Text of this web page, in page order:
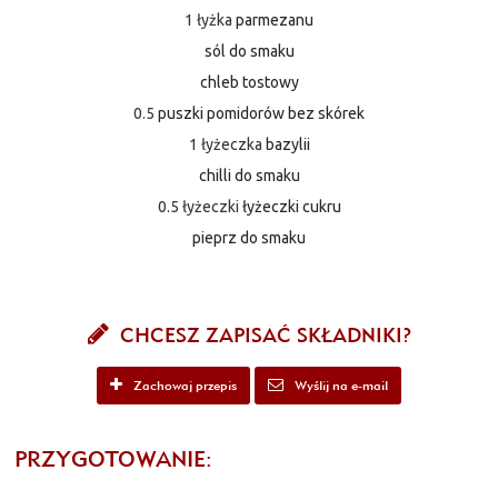
1 łyżka parmezanu
sól do smaku
chleb tostowy
0.5 puszki pomidorów bez skórek
1 łyżeczka bazylii
chilli do smaku
0.5 łyżeczki łyżeczki cukru
pieprz do smaku
CHCESZ ZAPISAĆ SKŁADNIKI?
Zachowaj przepis Wyślij na e-mail
PRZYGOTOWANIE: